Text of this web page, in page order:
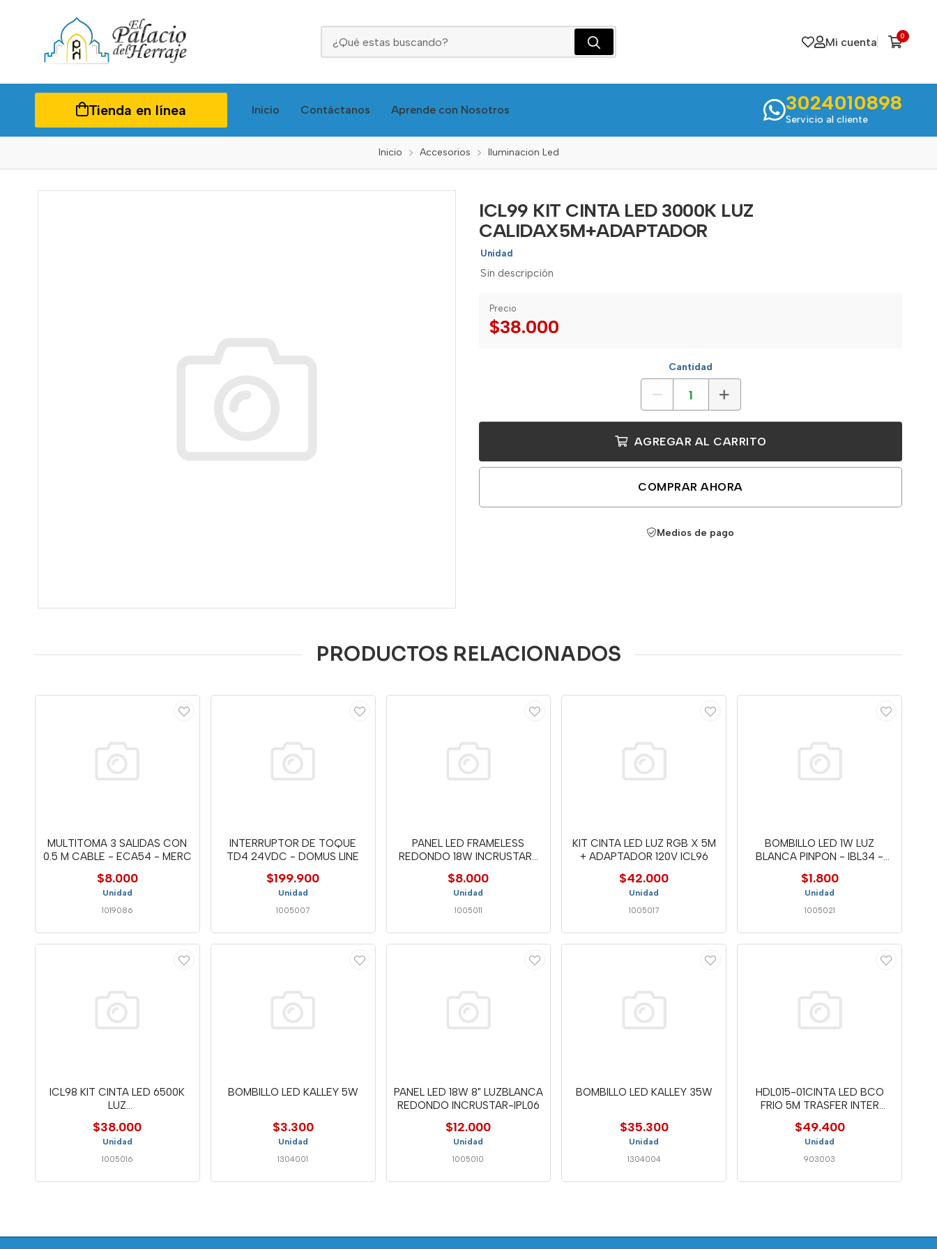
Mi cuenta 0
Tienda en línea Inicio Contáctanos Aprende con Nosotros 3024010898
Servicio al cliente
Inicio Accesorios Iluminacion Led
ICL99 KIT CINTA LED 3000K LUZ
CALIDAX5M+ADAPTADOR
Unidad
Sin descripción
Precio
$38.000
Cantidad
AGREGAR AL CARRITO
COMPRAR AHORA
Medios de pago
PRODUCTOS RELACIONADOS
MULTITOMA 3 SALIDAS CON
0.5 M CABLE - ECA54 - MERC
$8.000
Unidad
1019086
INTERRUPTOR DE TOQUE
TD4 24VDC - DOMUS LINE
$199.900
Unidad
1005007
PANEL LED FRAMELESS
REDONDO 18W INCRUSTAR-
$8.000
Unidad
1005011
KIT CINTA LED LUZ RGB X 5M
+ ADAPTADOR 120V ICL96
$42.000
Unidad
1005017
BOMBILLO LED 1W LUZ
BLANCA PINPON - IBL34 -
MERC
$1.800
Unidad
1005021
ICL98 KIT CINTA LED 6500K
LUZ
BLANCAX5M+ADAPTADOR
$38.000
Unidad
1005016
BOMBILLO LED KALLEY 5W
$3.300
Unidad
1304001
PANEL LED 18W 8" LUZBLANCA
REDONDO INCRUSTAR-IPL06
$12.000
Unidad
1005010
BOMBILLO LED KALLEY 35W
$35.300
Unidad
1304004
HDL015-01CINTA LED BCO
FRIO 5M TRASFER INTER
$49.400
Unidad
903003